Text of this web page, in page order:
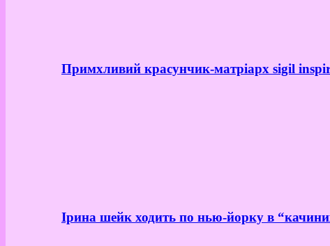
Примхливий красунчик-матріарх sigil
Ірина шейк ходить по нью-йорку в